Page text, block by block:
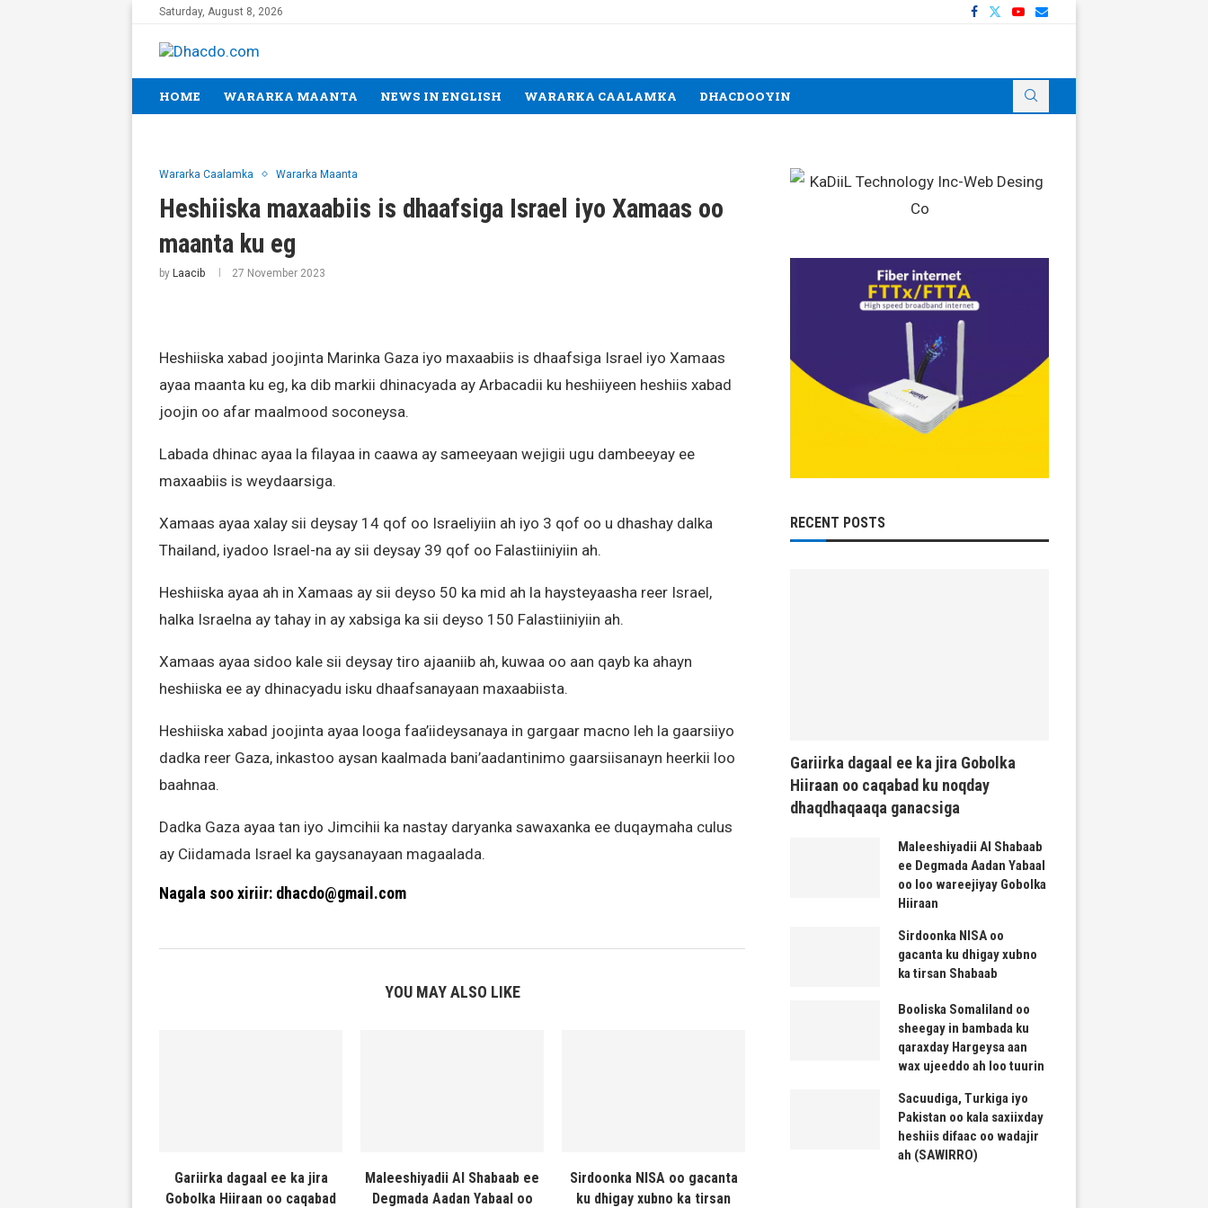
Saturday, August 8, 2026
HOME WARARKA MAANTA NEWS IN ENGLISH WARARKA CAALAMKA DHACDOOYIN
Wararka Caalamka Wararka Maanta
Heshiiska maxaabiis is dhaafsiga Israel iyo Xamaas oo
maanta ku eg
by Laacib 27 November 2023
Heshiiska xabad joojinta Marinka Gaza iyo maxaabiis is dhaafsiga Israel iyo Xamaas
ayaa maanta ku eg, ka dib markii dhinacyada ay Arbacadii ku heshiiyeen heshiis xabad
joojin oo afar maalmood soconeysa.
Labada dhinac ayaa la filayaa in caawa ay sameeyaan wejigii ugu dambeeyay ee
maxaabiis is weydaarsiga.
Xamaas ayaa xalay sii deysay 14 qof oo Israeliyiin ah iyo 3 qof oo u dhashay dalka
Thailand, iyadoo Israel-na ay sii deysay 39 qof oo Falastiiniyiin ah.
Heshiiska ayaa ah in Xamaas ay sii deyso 50 ka mid ah la haysteyaasha reer Israel,
halka Israelna ay tahay in ay xabsiga ka sii deyso 150 Falastiiniyiin ah.
Xamaas ayaa sidoo kale sii deysay tiro ajaaniib ah, kuwaa oo aan qayb ka ahayn
heshiiska ee ay dhinacyadu isku dhaafsanayaan maxaabiista.
Heshiiska xabad joojinta ayaa looga faa’iideysanaya in gargaar macno leh la gaarsiiyo
dadka reer Gaza, inkastoo aysan kaalmada bani’aadantinimo gaarsiisanayn heerkii loo
baahnaa.
Dadka Gaza ayaa tan iyo Jimcihii ka nastay daryanka sawaxanka ee duqaymaha culus
ay Ciidamada Israel ka gaysanayaan magaalada.
Nagala soo xiriir: dhacdo@gmail.com
YOU MAY ALSO LIKE
Gariirka dagaal ee ka jira
Gobolka Hiiraan oo caqabad
Maleeshiyadii Al Shabaab ee
Degmada Aadan Yabaal oo
Sirdoonka NISA oo gacanta
ku dhigay xubno ka tirsan
RECENT POSTS
Gariirka dagaal ee ka jira Gobolka
Hiiraan oo caqabad ku noqday
dhaqdhaqaaqa ganacsiga
Maleeshiyadii Al Shabaab
ee Degmada Aadan Yabaal
oo loo wareejiyay Gobolka
Hiiraan
Sirdoonka NISA oo
gacanta ku dhigay xubno
ka tirsan Shabaab
Booliska Somaliland oo
sheegay in bambada ku
qaraxday Hargeysa aan
wax ujeeddo ah loo tuurin
Sacuudiga, Turkiga iyo
Pakistan oo kala saxiixday
heshiis difaac oo wadajir
ah (SAWIRRO)